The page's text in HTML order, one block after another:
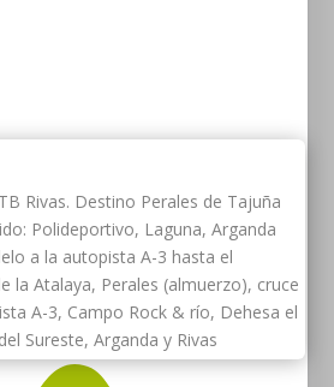
Rivas. Destino Perales de Tajuña
Polideportivo, Laguna, Arganda
a la autopista A-3 hasta el
la Atalaya, Perales (almuerzo), cruce
A-3, Campo Rock & río, Dehesa el
Sureste, Arganda y Rivas